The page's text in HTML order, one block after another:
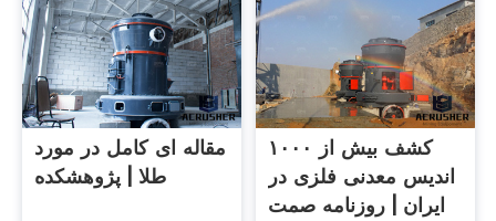
مقاله ای کامل در مورد
طلا | پژوهشکده
کشف بیش از ۱۰۰۰
اندیس معدنی فلزی در
ایران | روزنامه صمت